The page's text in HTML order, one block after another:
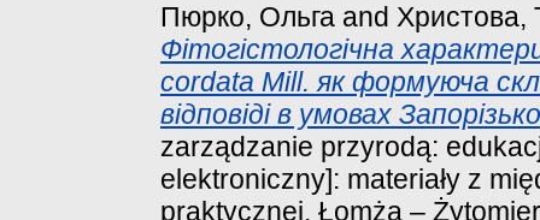
Пюрко, Ольга and Христова,
Фітогістологічна
cordata Mill. як формуюча
відповіді в умовах
zarządzanie przyrodą:
elektroniczny]: materiały z
praktycznej, Łomża –